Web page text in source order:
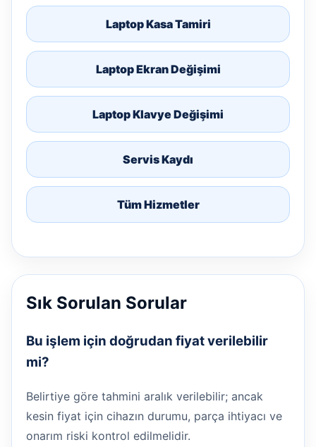
Laptop Kasa Tamiri
Laptop Ekran Değişimi
Laptop Klavye Değişimi
Servis Kaydı
Tüm Hizmetler
Sık Sorulan Sorular
Bu işlem için doğrudan fiyat verilebilir
mi?
Belirtiye göre tahmini aralık verilebilir; ancak
kesin fiyat için cihazın durumu, parça ihtiyacı ve
onarım riski kontrol edilmelidir.